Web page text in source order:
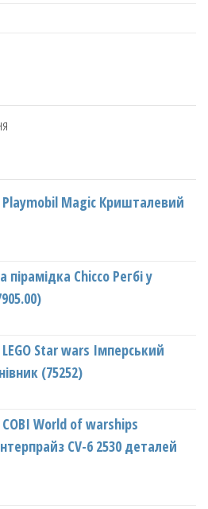
Playmobil Magic Кришталевий
пірамідка Chicco Регбі у
Star wars Імперський
(75252)
World of warships
CV-6 2530 деталей